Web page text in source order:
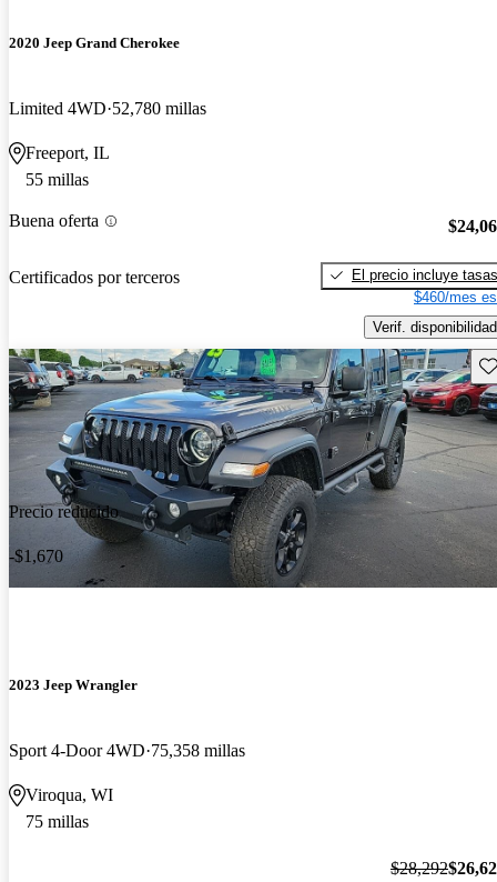
2020 Jeep Grand Cherokee
Limited 4WD 52,780 millas
Freeport, IL
55 millas
Buena oferta
Certificados por terceros
El precio incluye tasas
$460/mes
Verif. disponibilidad
Precio reducido
-$1,670
2023 Jeep Wrangler
Sport 4-Door 4WD 75,358 millas
Viroqua, WI
75 millas
$28,292